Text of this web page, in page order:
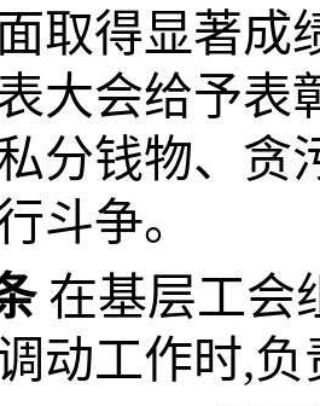
取得显著成
大会给予表
分钱物、贪
斗争。
在基层工会
动工作时,